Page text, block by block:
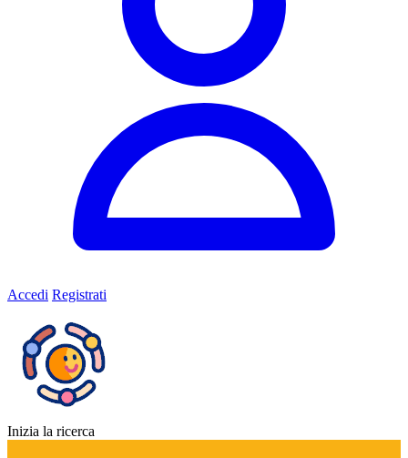
Accedi Registrati
Inizia la ricerca